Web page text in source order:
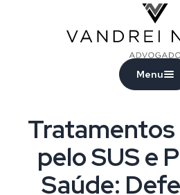
Menu
pelo SUS e
Saúde: